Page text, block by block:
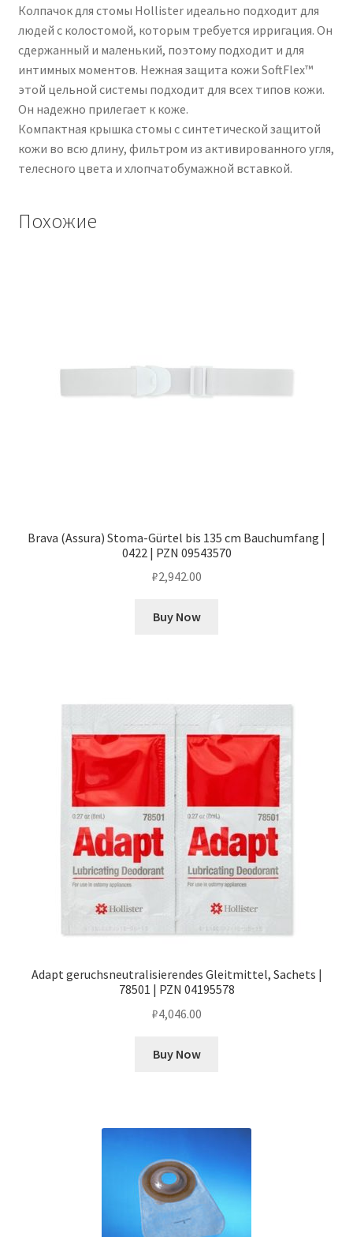
Колпачок для стомы Hollister идеально подходит для
людей с колостомой, которым требуется ирригация. Он
сдержанный и маленький, поэтому подходит и для
интимных моментов. Нежная защита кожи SoftFlex™
этой цельной системы подходит для всех типов кожи.
Он надежно прилегает к коже.
Компактная крышка стомы с синтетической защитой
кожи во всю длину, фильтром из активированного угля,
телесного цвета и хлопчатобумажной вставкой.
Похожие
Brava (Assura) Stoma-Gürtel bis 135 cm Bauchumfang |
0422 | PZN 09543570
₽2,942.00
Buy Now
Adapt geruchsneutralisierendes Gleitmittel, Sachets |
78501 | PZN 04195578
₽4,046.00
Buy Now